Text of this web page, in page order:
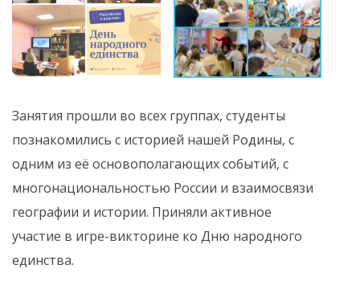
Занятия прошли во всех группах, студенты
познакомились с историей нашей Родины, с
одним из её основополагающих событий, с
многонациональностью России и взаимосвязи
географии и истории. Приняли активное
участие в игре-викторине ко Дню народного
единства.